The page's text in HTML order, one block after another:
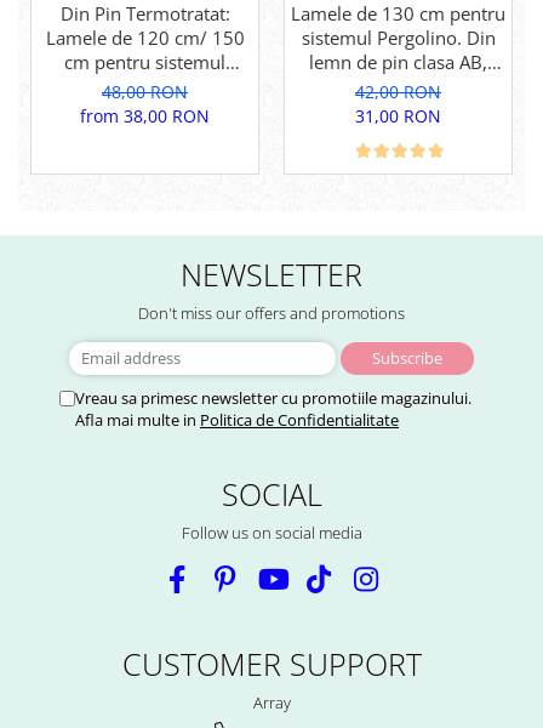
Din Pin Termotratat:
Lamele de 120 cm/ 150
cm pentru sistemul
Pergolino. Din lemn de
pin termotratat pentru
48,00 RON
from 38,00 RON
Lamele de 130 cm pentru
sistemul Pergolino. Din
lemn de pin clasa AB,
pentru inchidere
perfecta.
42,00 RON
31,00 RON
NEWSLETTER
Don't miss our offers and promotions
Vreau sa primesc newsletter cu promotiile magazinului.
Afla mai multe in Politica de Confidentialitate
SOCIAL
Follow us on social media
CUSTOMER SUPPORT
Array